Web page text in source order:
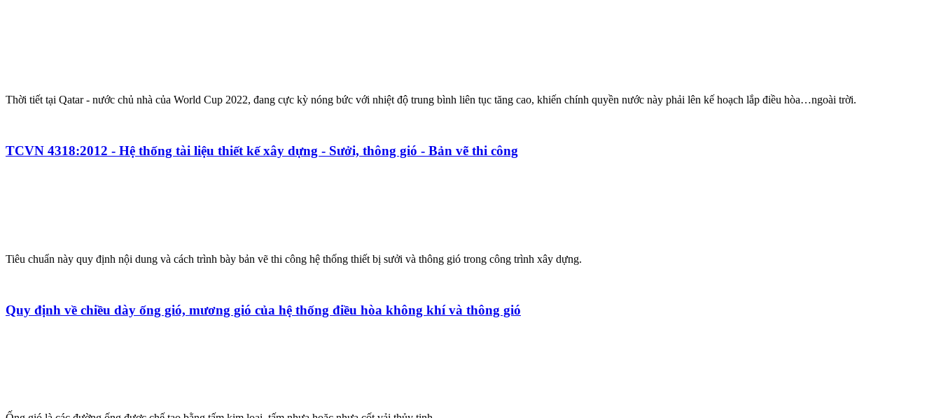
Thời tiết tại Qatar - nước chủ nhà của World Cup 2022, đang cực kỳ nóng bức với nhiệt độ trung bình liên tục tăng cao, khiến chính quyền nước này phải lên kế hoạch lắp điều hòa…ngoài trời.
TCVN 4318:2012 - Hệ thống tài liệu thiết kế xây dựng - Sưởi, thông gió - Bản vẽ thi công
Tiêu chuẩn này quy định nội dung và cách trình bày bản vẽ thi công hệ thống thiết bị sưởi và thông gió trong công trình xây dựng.
Quy định về chiều dày ống gió, mương gió của hệ thống điều hòa không khí và thông gió